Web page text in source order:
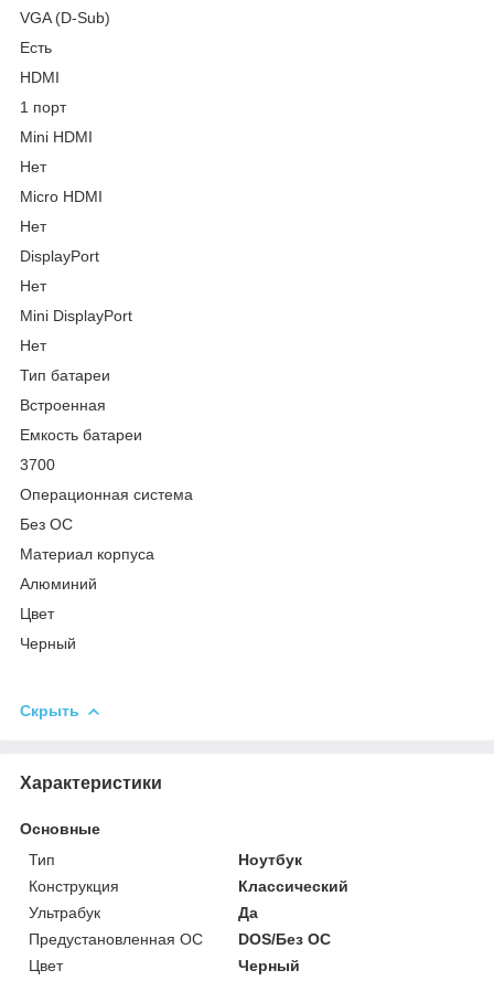
VGA (D-Sub)
Есть
HDMI
1 порт
Mini HDMI
Нет
Micro HDMI
Нет
DisplayPort
Нет
Mini DisplayPort
Нет
Тип батареи
Встроенная
Емкость батареи
3700
Операционная система
Без ОС
Материал корпуса
Алюминий
Цвет
Черный
Скрыть
Характеристики
Основные
Тип
Ноутбук
Конструкция
Классический
Ультрабук
Да
Предустановленная ОС
DOS/Без ОС
Цвет
Черный